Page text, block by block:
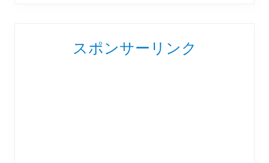
スポンサーリンク